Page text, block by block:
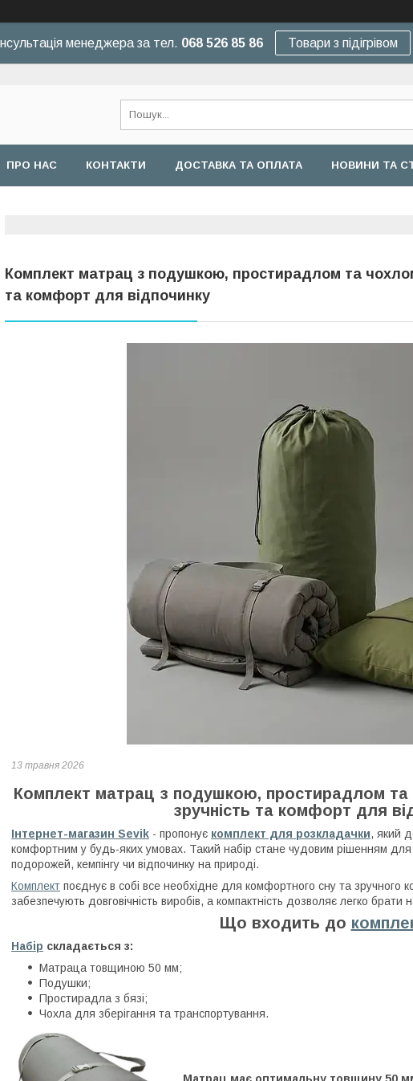
менеджера за тел. 068 526 85 86 Товари з підігрівом
ПРО НАС КОНТАКТИ ДОСТАВКА ТА ОПЛАТА НОВИНИ ТА
Комплект матрац з подушкою, простирадлом та
та комфорт для відпочинку
13 травня 2026
Комплект матрац з подушкою, простирадлом
зручність та комфорт для
Інтернет-магазин Sevik - пропонує комплект для розкладачки, який
комфортним у будь-яких умовах. Такий набір стане чудовим рішенням
подорожей, кемпінгу чи відпочинку на природі.
Комплект поєднує в собі все необхідне для комфортного сну та зручного
забезпечують довговічність виробів, а компактність дозволяє легко брати
Що входить до
Набір складається з:
Матраца товщиною 50 мм;
Подушки;
Простирадла з бязі;
Чохла для зберігання та транспортування.